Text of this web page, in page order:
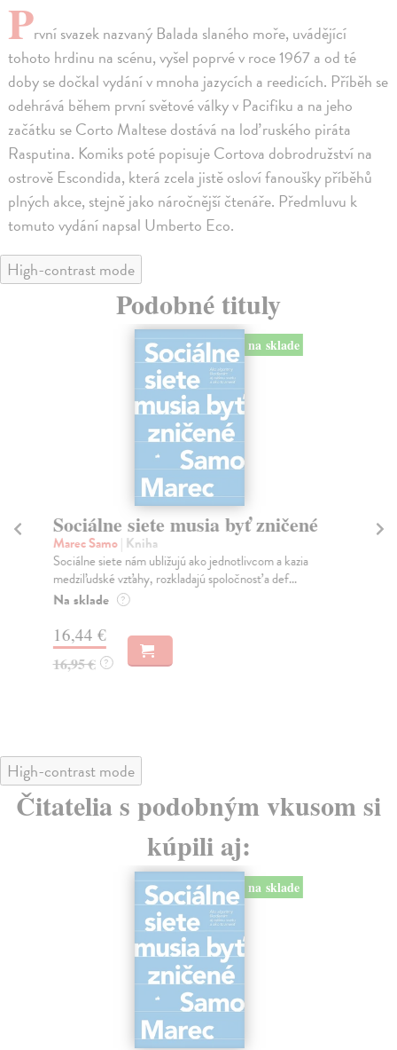
První svazek nazvaný Balada slaného moře, uvádějící
tohoto hrdinu na scénu, vyšel poprvé v roce 1967 a od té
doby se dočkal vydání v mnoha jazycích a reedicích. Příběh se
odehrává během první světové války v Pacifiku a na jeho
začátku se Corto Maltese dostává na loď ruského piráta
Rasputina. Komiks poté popisuje Cortova dobrodružství na
ostrově Escondida, která zcela jistě osloví fanoušky příběhů
plných akce, stejně jako náročnější čtenáře. Předmluvu k
tomuto vydání napsal Umberto Eco.
High-contrast mode
Podobné tituly
na sklade
Sociálne siete musia byť zničené
Marec Samo| Kniha
Sociálne siete nám ubližujú ako jednotlivcom a kazia
medziľudské vzťahy, rozkladajú spoločnosť a def...
Na sklade ?
16,44 €
16,95 € ?
High-contrast mode
Čitatelia s podobným vkusom si
kúpili aj:
na sklade